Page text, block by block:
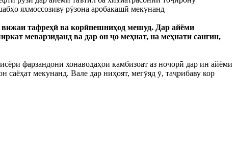
яхмоссозиву рӯзона аробакашӣ мекунанд
вижаи тафреҳӣ ва корӣпешниҳод мешуд. Дар айёми
меварзиданд ва дар он ҷо меҳнат, на меҳнати сангин,
фарзандони хонаводаҳои камбизоат аз ночорӣ дар ин айёми
саёҳат мекунанд. Вале дар ниҳоят, мегӯяд ӯ, таҷрибаву кор